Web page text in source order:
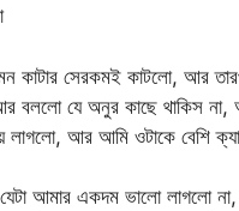
কাটার সেরকমই কাটলো,
বললো যে অনুর কাছে থাকিস না,
লাগলো, আর আমি ওটাকে বেশি
আমার একদম ভালো লাগলো